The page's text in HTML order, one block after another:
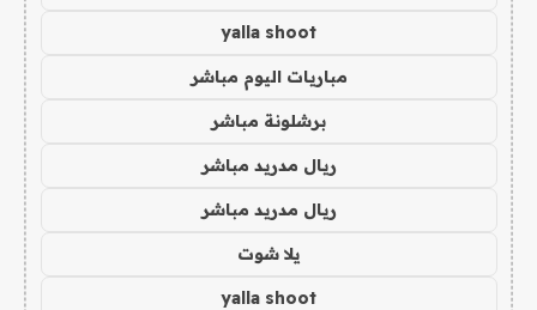
yalla shoot
مباريات اليوم مباشر
برشلونة مباشر
ريال مدريد مباشر
ريال مدريد مباشر
يلا شوت
yalla shoot